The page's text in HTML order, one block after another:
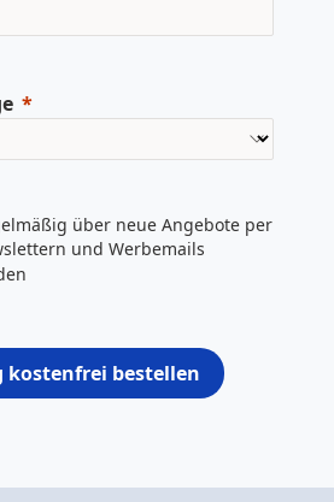
über neue Angebote per
und Werbemails
kostenfrei bestellen